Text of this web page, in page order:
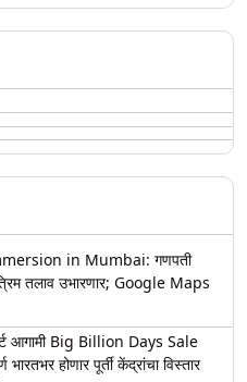
in Mumbai: गणपती
तलाव उभारणार; Google Maps
आगामी Big Billion Days Sale
होणार पूर्ती केंद्रांचा विस्तार